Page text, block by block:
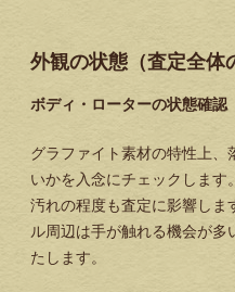
外観の状態（査定全体
ボディ・ローターの状態確認
グラファイト素材の特性上、
いかを入念にチェックしま
汚れの程度も査定に影響しま
ル周辺は手が触れる機会が
たします。